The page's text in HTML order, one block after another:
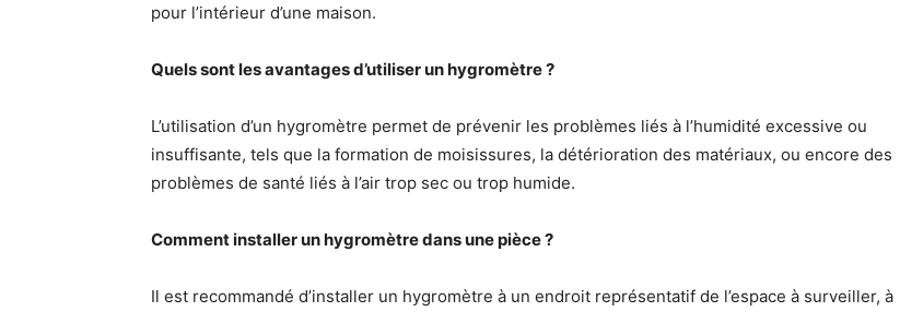
pour l’intérieur d’une maison.
Quels sont les avantages d’utiliser un hygromètre ?
L’utilisation d’un hygromètre permet de prévenir les problèmes liés à l’humidité excessive ou
insuffisante, tels que la formation de moisissures, la détérioration des matériaux, ou encore des
problèmes de santé liés à l’air trop sec ou trop humide.
Comment installer un hygromètre dans une pièce ?
Il est recommandé d’installer un hygromètre à un endroit représentatif de l’espace à surveiller, à